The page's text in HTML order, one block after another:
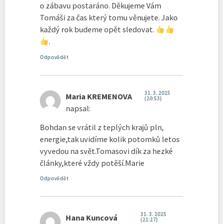
o zábavu postaráno. Děkujeme Vám
Tomáši za čas který tomu věnujete. Jako
každý rok budeme opět sledovat.
.
Odpovědět
Maria KREMENOVA
napsal:
31. 3. 2025
(20:53)
Bohdan se vrátil z teplých krajů pln,
energie,tak uvidíme kolik potomků letos
vyvedou na svět.Tomasovi dík za hezké
články,které vždy potěší.Marie
Odpovědět
Hana Kuncová
31. 3. 2025
(21:27)